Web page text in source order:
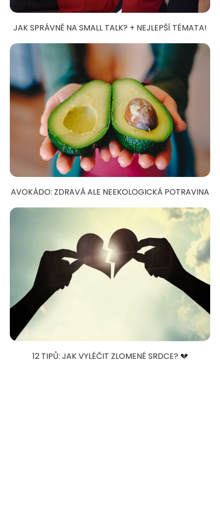
JAK SPRÁVNĚ NA SMALL TALK? + NEJLEPŠÍ TÉMATA!
AVOKÁDO: ZDRAVÁ ALE NEEKOLOGICKÁ POTRAVINA
12 TIPŮ: JAK VYLÉČIT ZLOMENÉ SRDCE? 💔